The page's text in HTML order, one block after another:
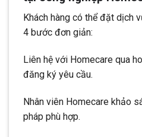
Khách hàng có thể đặt dịch
4 bước đơn giản:
Liên hệ với Homecare qua
đăng ký yêu cầu.
Nhân viên Homecare khảo
pháp phù hợp.